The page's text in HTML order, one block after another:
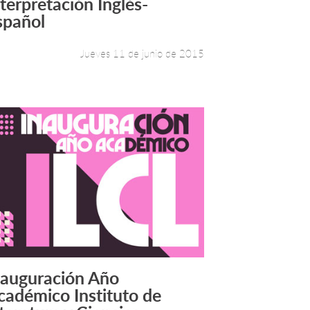
Leer más +
Jueves 11 de junio de 2015
Leer más +
Año
Instituto de